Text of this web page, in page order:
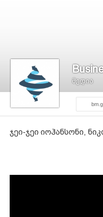
მედია
ჯეი-ჯეი იოჰანსონი,